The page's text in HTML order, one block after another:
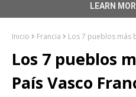
Inicio Francia Los 7 pueblos más
Los 7 pueblos
País Vasco
LEARN